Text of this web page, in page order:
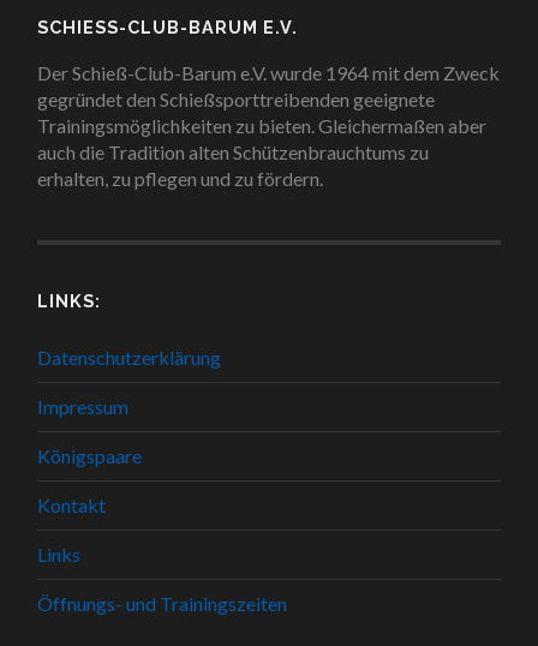
SCHIESS-CLUB-BARUM E.V.
Der Schieß-Club-Barum e.V. wurde 1964 mit dem Zweck
gegründet den Schießsporttreibenden geeignete
Trainingsmöglichkeiten zu bieten. Gleichermaßen aber
auch die Tradition alten Schützenbrauchtums zu
erhalten, zu pflegen und zu fördern.
LINKS:
Datenschutzerklärung
Impressum
Königspaare
Kontakt
Links
Öffnungs- und Trainingszeiten